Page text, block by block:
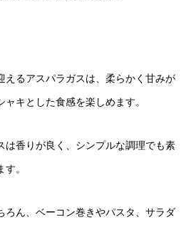
えるアスパラガスは、柔らかく甘みが
キとした食感を楽しめます。
は香りが良く、シンプルな調理でも素
。
ろん、ベーコン巻きやパスタ、サラダ